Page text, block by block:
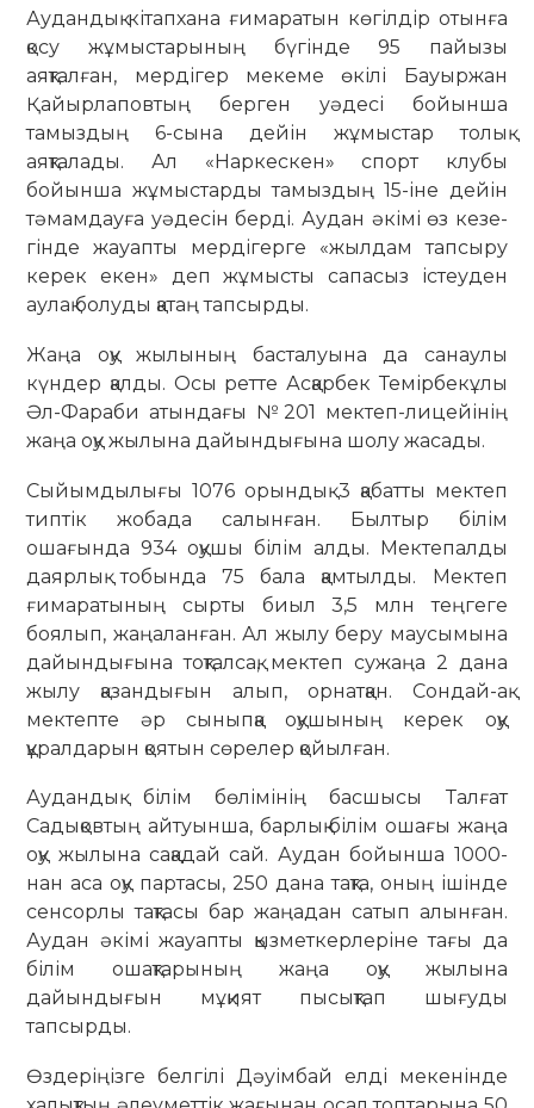
Аудандық кітапхана ғимаратын көгілдір отынға
қосу жұмыстарының бүгінде 95 пайызы
аяқталған, мер­дігер мекеме өкілі Бауыржан
Қайыр­лаповтың берген уәдесі бойынша
тамыздың 6-сына дейін жұмыстар толық
аяқталады. Ал «Наркескен» спорт клубы
бойынша жұмыстарды тамыздың 15-іне дейін
тәмамдауға уәдесін берді. Аудан әкімі өз ке­зе­
гінде жауапты мердігерге «жыл­дам тапсыру
керек екен» деп жұмысты сапасыз істеуден
аулақ болуды қатаң тапсырды.
Жаңа оқу жылының басталуына да санаулы
күндер қалды. Осы ретте Асқарбек Темірбекұлы
Әл-Фараби атындағы №201 мектеп-лицейінің
жаңа оқу жылына дайындығына шолу жасады.
Сыйымдылығы 1076 орын­дық 3 қабатты мектеп
тип­тік жобада салынған. Былтыр бі­лім
ошағында 934 оқушы білім ал­ды. Мектепалды
даярлық то­бын­да 75 бала қамтылды. Мектеп
ғима­­­ратының сырты биыл 3,5 млн тең­геге
боялып, жаңаланған. Ал жылу беру маусымына
дайындығына тоқ­тал­­сақ, мектеп сужаңа 2 дана
жылу қазандығын алып, орнатқан. Сон­дай-ақ
мектепте әр сыныпқа оқу­шының керек оқу
құралдарын қоя­тын сөрелер қойылған.
Аудандық білім бөлімінің бас­шысы Талғат
Садықовтың ай­туын­ша, барлық білім ошағы жаңа
оқу жылына сақадай сай. Аудан бойынша 1000-
нан аса оқу партасы, 250 дана тақта, оның ішінде
сенсорлы тақтасы бар жаңа­дан сатып алынған.
Аудан әкімі жауапты қызметкерлеріне тағы да
білім ошақтарының жаңа оқу жылына
дайындығын мұқият пысық­тап шығуды
тапсырды.
Өздеріңізге белгілі Дәуімбай елді мекенінде